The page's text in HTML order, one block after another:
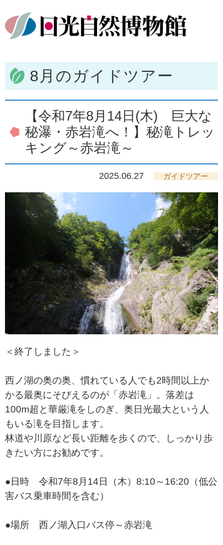
8月のガイドツアー
【令和7年8月14日(木) 巨大な
秘瀑・赤岩滝へ！】秘滝トレッ
キング～赤岩滝～
2025.06.27 ガイドツアー
＜終了しました＞
西ノ湖の奥の奥、慣れている人でも2時間以上か
かる最奥にそびえるのが「赤岩滝」。落差は
100m超と華厳滝をしのぎ、奥日光最大という人
もいる滝を目指します。
林道や川原など長い距離を歩くので、しっかり歩
きたい方にお勧めです。
●日時 令和7年8月14日（木）8:10～16:20（低公
害バス乗車時間を含む）
●場所 西ノ湖入口バス停～赤岩滝